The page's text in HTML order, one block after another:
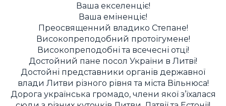
Ваша екселенціє!
Ваша еміненціє!
Преосвященний владико Степане!
Високопреподобний протоігумене!
Високопреподобні та всечесні отці!
Достойний пане посол України в Литві!
Достойні представники органів державної
влади Литви різного рівня та міста Вільнюса!
Дорога українська громадо, члени якої з’їхалася